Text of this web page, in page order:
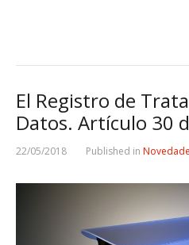
El Registro de
Datos. Artículo 30
22/05/2018 Published in